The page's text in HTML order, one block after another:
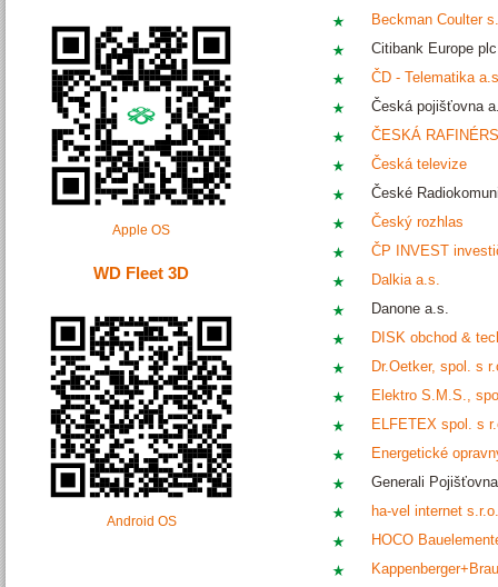
Apple OS
WD Fleet 3D
Android OS
Beckman Coulter
Citibank Europe plc
ČD - Telematika
Česká pojišťovna
ČESKÁ
Česká televize
České
Český rozhlas
ČP INVEST
Dalkia a.s.
Danone a.s.
DISK obchod &
Dr.Oetker, spol. s
Elektro S.M.S.,
ELFETEX spol. s
Energetické
Generali
ha-vel internet s.r.o.
HOCO